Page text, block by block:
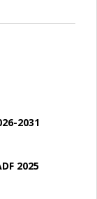
2031
2025